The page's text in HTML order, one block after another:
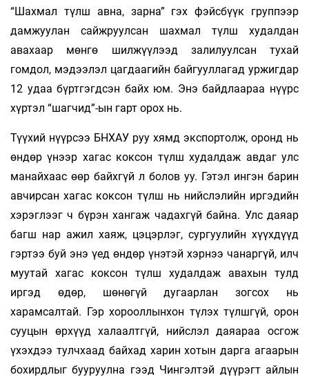
“Шахмал түлш авна, зарна” гэх фэйсбүүк группээр
дамжуулан сайжруулсан шахмал түлш худалдан
авахаар мөнгө шилжүүлээд залилуулсан тухай
гомдол, мэдээлэл цагдаагийн байгууллагад уржигдар
12 удаа бүртгэгдсэн байх юм. Энэ байдлаараа нүүрс
хүртэл “шагчид”-ын гарт орох нь.
Түүхий нүүрсээ БНХАУ руу хямд экспортолж, оронд нь
өндөр үнээр хагас коксон түлш худалдаж авдаг улс
манайхаас өөр байхгүй л болов уу. Гэтэл ингэн барин
авчирсан хагас коксон түлш нь нийслэлийн иргэдийн
хэрэглээг ч бүрэн хангаж чадахгүй байна. Улс даяар
багш нар ажил хаяж, цэцэрлэг, сургуулийн хүүхдүүд
гэртээ буй энэ үед өндөр үнэтэй хэрнээ чанаргүй, илч
муутай хагас коксон түлш худалдаж авахын тулд
иргэд өдөр, шөнөгүй дугаарлан зогсох нь
харамсалтай. Гэр хорооллынхон түлэх түлшгүй, орон
сууцын өрхүүд халаалтгүй, нийслэл даяараа осгож
үхэхдээ тулчхаад байхад харин хотын дарга агаарын
бохирдлыг бууруулна гээд Чингэлтэй дүүрэгт айлын